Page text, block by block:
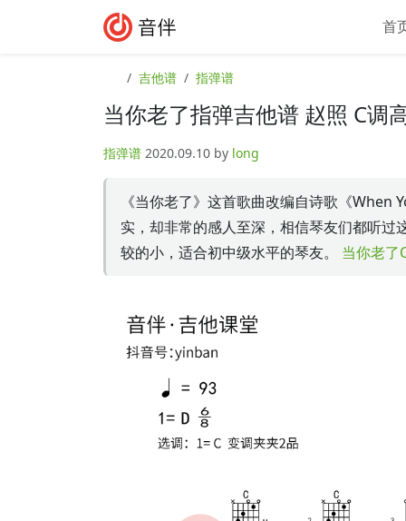
首
吉他谱 指弹谱
当你老了指弹吉他谱 赵照 C调
指弹谱 2020.09.10 by long
《当你老了》这首歌曲改编自诗歌《
实，却非常的感人至深，相信琴友们都听
较的小，适合初中级水平的琴友。 当你老了